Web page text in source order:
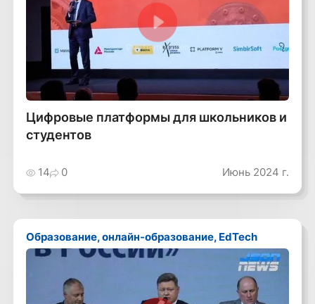
Смотреть видео
Цифровые платформы для школьников и
студентов
14 0 Июнь 2024 г.
Образование, онлайн-образование, EdTech